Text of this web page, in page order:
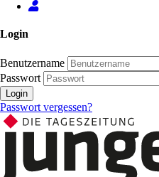
Login
Benutzername
Passwort
Login
Passwort vergessen?